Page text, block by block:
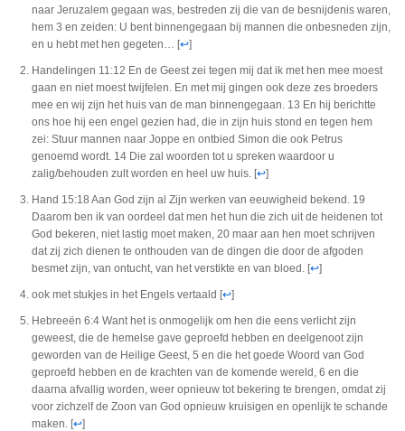
naar Jeruzalem gegaan was, bestreden zij die van de besnijdenis waren,
hem 3 en zeiden: U bent binnengegaan bij mannen die onbesneden zijn,
en u hebt met hen gegeten… [↩]
Handelingen 11:12 En de Geest zei tegen mij dat ik met hen mee moest
gaan en niet moest twijfelen. En met mij gingen ook deze zes broeders
mee en wij zijn het huis van de man binnengegaan. 13 En hij berichtte
ons hoe hij een engel gezien had, die in zijn huis stond en tegen hem
zei: Stuur mannen naar Joppe en ontbied Simon die ook Petrus
genoemd wordt. 14 Die zal woorden tot u spreken waardoor u
zalig/behouden zult worden en heel uw huis. [↩]
Hand 15:18 Aan God zijn al Zijn werken van eeuwigheid bekend. 19
Daarom ben ik van oordeel dat men het hun die zich uit de heidenen tot
God bekeren, niet lastig moet maken, 20 maar aan hen moet schrijven
dat zij zich dienen te onthouden van de dingen die door de afgoden
besmet zijn, van ontucht, van het verstikte en van bloed. [↩]
ook met stukjes in het Engels vertaald [↩]
Hebreeën 6:4 Want het is onmogelijk om hen die eens verlicht zijn
geweest, die de hemelse gave geproefd hebben en deelgenoot zijn
geworden van de Heilige Geest, 5 en die het goede Woord van God
geproefd hebben en de krachten van de komende wereld, 6 en die
daarna afvallig worden, weer opnieuw tot bekering te brengen, omdat zij
voor zichzelf de Zoon van God opnieuw kruisigen en openlijk te schande
maken. [↩]